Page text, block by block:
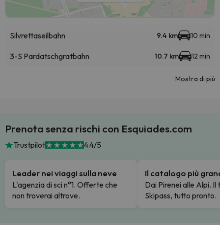
Silvrettaseilbahn 9.4 km 10 min
3-S Pardatschgratbahn 10.7 km 12 min
Mostra di più
Prenota senza rischi con Esquiades.com
Trustpilot 4.4/5
Leader nei viaggi sulla neve
L'agenzia di sci n°1. Offerte che
non troverai altrove.
Il catalogo più
Dai Pirenei alle Alpi. Il
Skipass, tutto pronto.